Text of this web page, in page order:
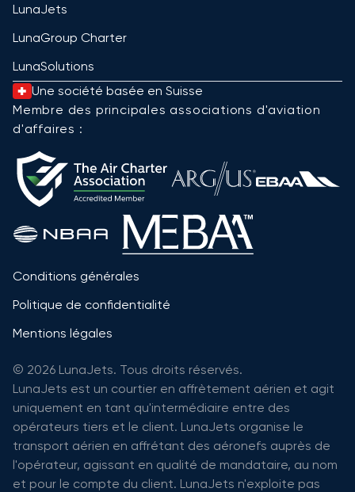
LunaJets
LunaGroup Charter
LunaSolutions
Une société basée en Suisse
Membre des principales associations d'aviation
d'affaires :
Conditions générales
Politique de confidentialité
Mentions légales
© 2026 LunaJets. Tous droits réservés.
LunaJets est un courtier en affrètement aérien et agit
uniquement en tant qu'intermédiaire entre des
opérateurs tiers et le client. LunaJets organise le
transport aérien en affrétant des aéronefs auprès de
l'opérateur, agissant en qualité de mandataire, au nom
et pour le compte du client. LunaJets n'exploite pas